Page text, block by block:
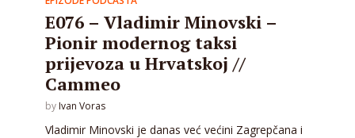
E076 – Vladimir Minovski –
Pionir modernog taksi
prijevoza u Hrvatskoj //
Cammeo
by Ivan Voras
Vladimir Minovski je danas već većini Zagrepčana i